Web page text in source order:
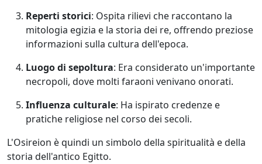
Reperti storici: Ospita rilievi che raccontano la
mitologia egizia e la storia dei re, offrendo preziose
informazioni sulla cultura dell'epoca.
Luogo di sepoltura: Era considerato un'importante
necropoli, dove molti faraoni venivano onorati.
Influenza culturale: Ha ispirato credenze e
pratiche religiose nel corso dei secoli.
L'Osireion è quindi un simbolo della spiritualità e della
storia dell'antico Egitto.